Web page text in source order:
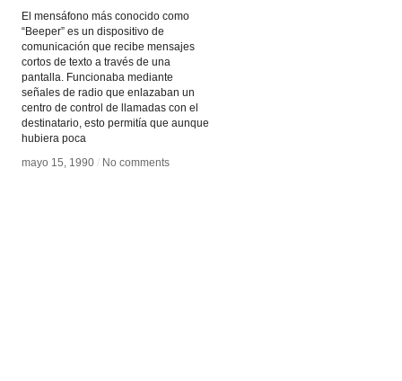
El mensáfono más conocido como
“Beeper” es un dispositivo de
comunicación que recibe mensajes
cortos de texto a través de una
pantalla. Funcionaba mediante
señales de radio que enlazaban un
centro de control de llamadas con el
destinatario, esto permitía que aunque
hubiera poca
mayo 15, 1990 / No comments
mayo 15, 1990 / No comments